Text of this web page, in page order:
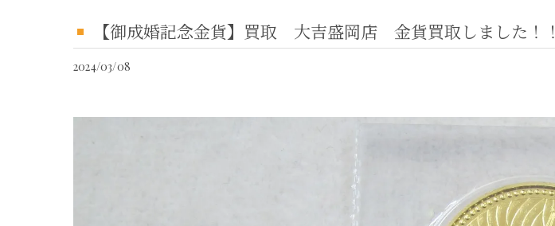
【御成婚記念金貨】買取 大吉盛岡店 金貨買取しました！！
2024/03/08